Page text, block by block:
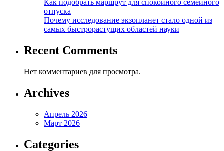
Как подобрать маршрут для спокойного семейного
отпуска
Почему исследование экзопланет стало одной из
самых быстрорастущих областей науки
Recent Comments
Нет комментариев для просмотра.
Archives
Апрель 2026
Март 2026
Categories